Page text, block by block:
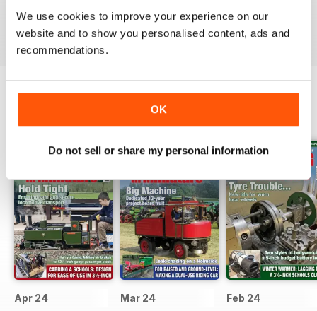
We use cookies to improve your experience on our
website and to show you personalised content, ads and
recommendations.
OK
Do not sell or share my personal information
Recensito 03 marzo 2020
Apr 24 Mar 24 Feb 24